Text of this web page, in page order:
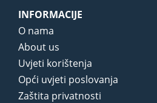
INFORMACIJE
O nama
About us
Uvjeti korištenja
Opći uvjeti poslovanja
Zaštita privatnosti